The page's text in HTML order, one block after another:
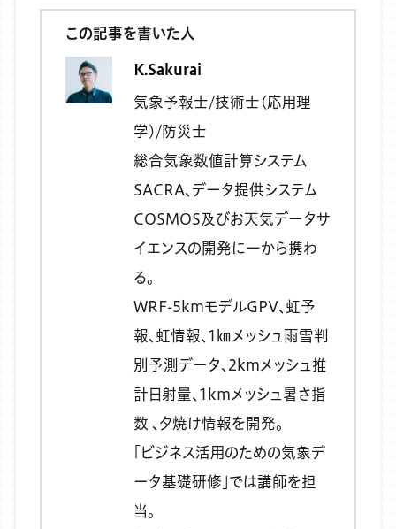
この記事を書いた人
K.Sakurai
気象予報士/技術士(応用理
学)/防災士
総合気象数値計算システム
SACRA、データ提供システム
COSMOS及びお天気データサ
イエンスの開発に一から携わ
る。
WRF-5kmモデルGPV、虹予
報、虹情報、1㎞メッシュ雨雪判
別予測データ、2kmメッシュ推
計日射量、1kmメッシュ暑さ指
数 、夕焼け情報を開発。
「ビジネス活用のための気象デ
ータ基礎研修」では講師を担
当。